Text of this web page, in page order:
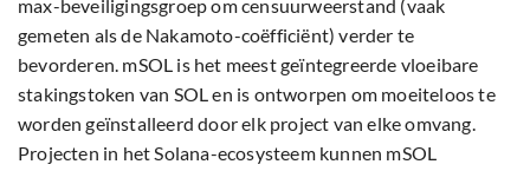
max-beveiligingsgroep om censuurweerstand (vaak
gemeten als de Nakamoto-coëfficiënt) verder te
bevorderen. mSOL is het meest geïntegreerde vloeibare
stakingstoken van SOL en is ontworpen om moeiteloos te
worden geïnstalleerd door elk project van elke omvang.
Projecten in het Solana-ecosysteem kunnen mSOL